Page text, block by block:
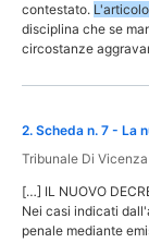
contestato.
disciplina che se
circostanze
2. Scheda n. 7 - La
Tribunale Di Vicenza
[…] IL NUOVO
Nei casi indicati
penale mediante